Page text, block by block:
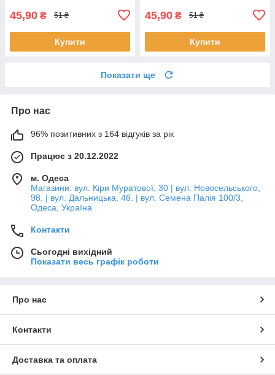
45,90 ₴ 51 ₴
Купити
45,90 ₴ 51 ₴
Купити
Показати ще
Про нас
96% позитивних з 164 відгуків за рік
Працює з 20.12.2022
м. Одеса
Магазини: вул. Кіри Муратової, 30 | вул. Новосельського,
98. | вул. Дальницька, 46. | вул. Семена Палія 100/3,
Одеса, Україна
Контакти
Сьогодні вихідний
Показати весь графік роботи
Про нас
Контакти
Доставка та оплата